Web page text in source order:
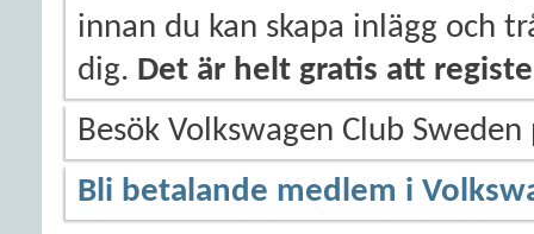
innan du kan skapa inlägg och
dig. Det är helt gratis att
Besök Volkswagen Club
Bli betalande medlem i